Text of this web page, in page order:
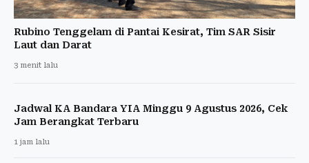
Rubino Tenggelam di Pantai Kesirat, Tim SAR Sisir
Laut dan Darat
3 menit lalu
Jadwal KA Bandara YIA Minggu 9 Agustus 2026, Cek
Jam Berangkat Terbaru
1 jam lalu